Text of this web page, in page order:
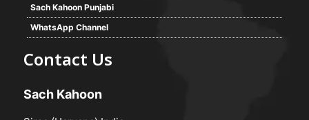
Sach Kahoon Punjabi
WhatsApp Channel
Contact Us
Sach Kahoon